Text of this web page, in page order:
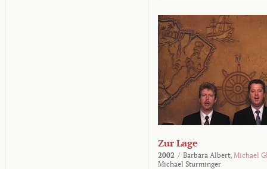
Zur Lage
2002 / Barbara Albert, Michael
Michael Sturminger